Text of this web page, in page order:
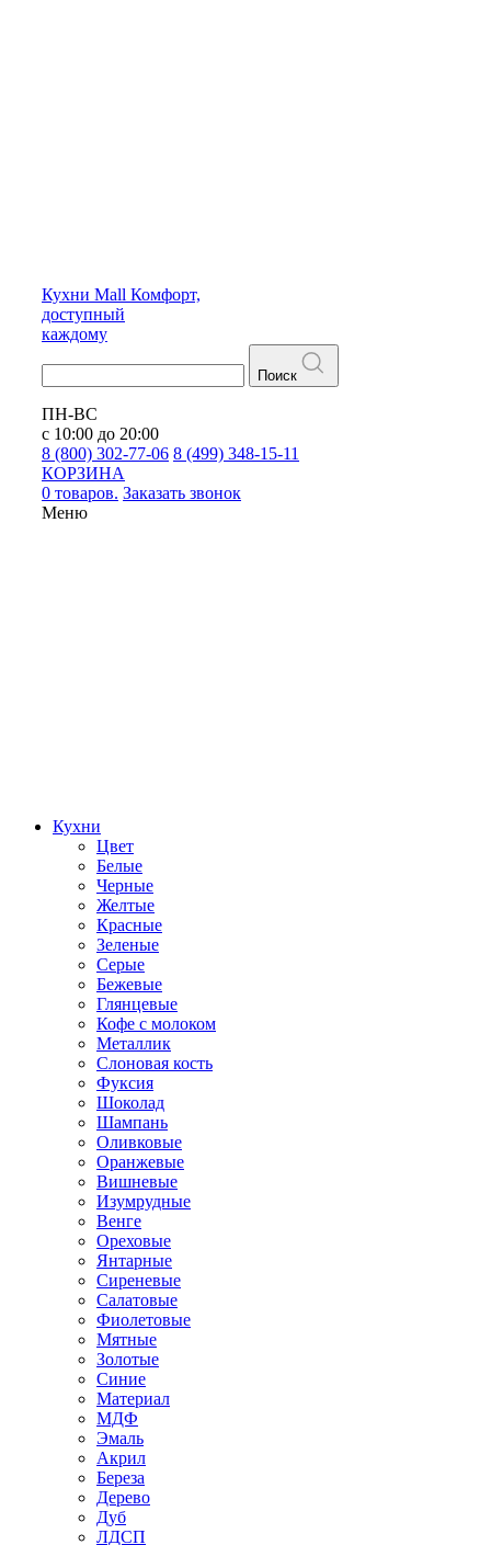
Кухни Mall Комфорт,
доступный
каждому
Поиск
ПН-ВС
с 10:00 до 20:00
8 (800) 302-77-06 8 (499) 348-15-11
КОРЗИНА
0 товаров. Заказать звонок
Меню
Кухни
Цвет
Белые
Черные
Желтые
Красные
Зеленые
Серые
Бежевые
Глянцевые
Кофе с молоком
Металлик
Слоновая кость
Фуксия
Шоколад
Шампань
Оливковые
Оранжевые
Вишневые
Изумрудные
Венге
Ореховые
Янтарные
Сиреневые
Салатовые
Фиолетовые
Мятные
Золотые
Синие
Материал
МДФ
Эмаль
Акрил
Береза
Дерево
Дуб
ЛДСП